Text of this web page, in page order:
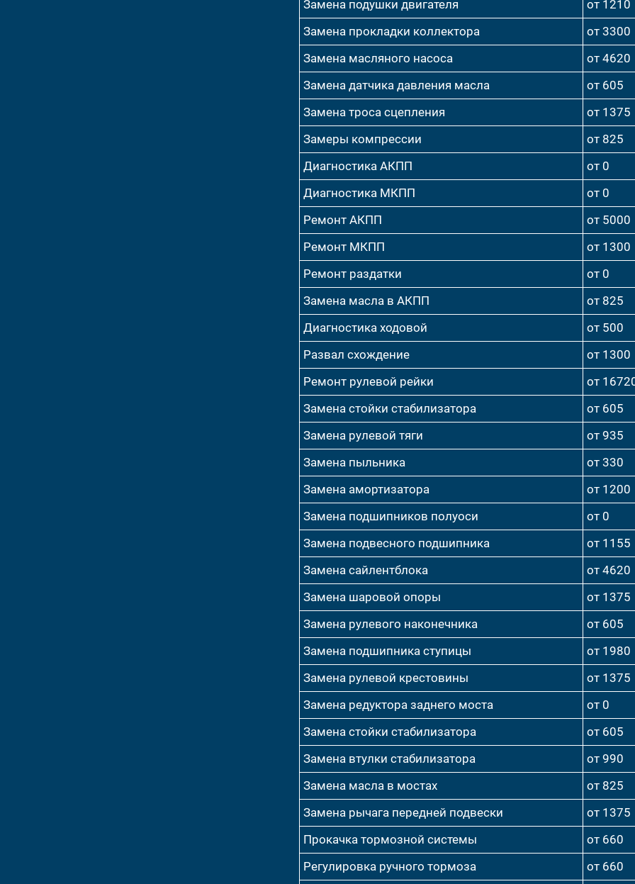
Замена подушки двигателя
от 1210
Замена прокладки коллектора
от 3300
Замена масляного насоса
от 4620
Замена датчика давления масла
от 605
Замена троса сцепления
от 1375
Замеры компрессии
от 825
Диагностика АКПП
от 0
Диагностика МКПП
от 0
Ремонт АКПП
от 5000
Ремонт МКПП
от 1300
Ремонт раздатки
от 0
Замена масла в АКПП
от 825
Диагностика ходовой
от 500
Развал схождение
от 1300
Ремонт рулевой рейки
от
Замена стойки стабилизатора
от 605
Замена рулевой тяги
от 935
Замена пыльника
от 330
Замена амортизатора
от 1200
Замена подшипников полуоси
от 0
Замена подвесного подшипника
от 1155
Замена сайлентблока
от 4620
Замена шаровой опоры
от 1375
Замена рулевого наконечника
от 605
Замена подшипника ступицы
от 1980
Замена рулевой крестовины
от 1375
Замена редуктора заднего моста
от 0
Замена стойки стабилизатора
от 605
Замена втулки стабилизатора
от 990
Замена масла в мостах
от 825
Замена рычага передней подвески
от 1375
Прокачка тормозной системы
от 660
Регулировка ручного тормоза
от 660